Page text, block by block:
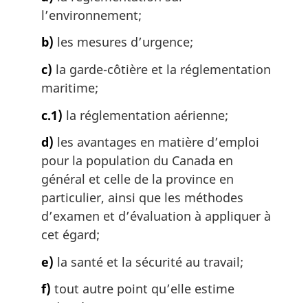
l’environnement;
b) les mesures d’urgence;
c) la garde-côtière et la réglementation
maritime;
c.1) la réglementation aérienne;
d) les avantages en matière d’emploi
pour la population du Canada en
général et celle de la province en
particulier, ainsi que les méthodes
d’examen et d’évaluation à appliquer à
cet égard;
e) la santé et la sécurité au travail;
f) tout autre point qu’elle estime